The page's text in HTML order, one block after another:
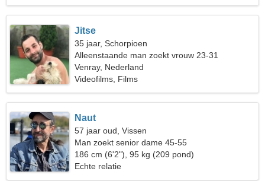
Jitse
35 jaar, Schorpioen
Alleenstaande man zoekt vrouw 23-31
Venray, Nederland
Videofilms, Films
Naut
57 jaar oud, Vissen
Man zoekt senior dame 45-55
186 cm (6'2"), 95 kg (209 pond)
Echte relatie